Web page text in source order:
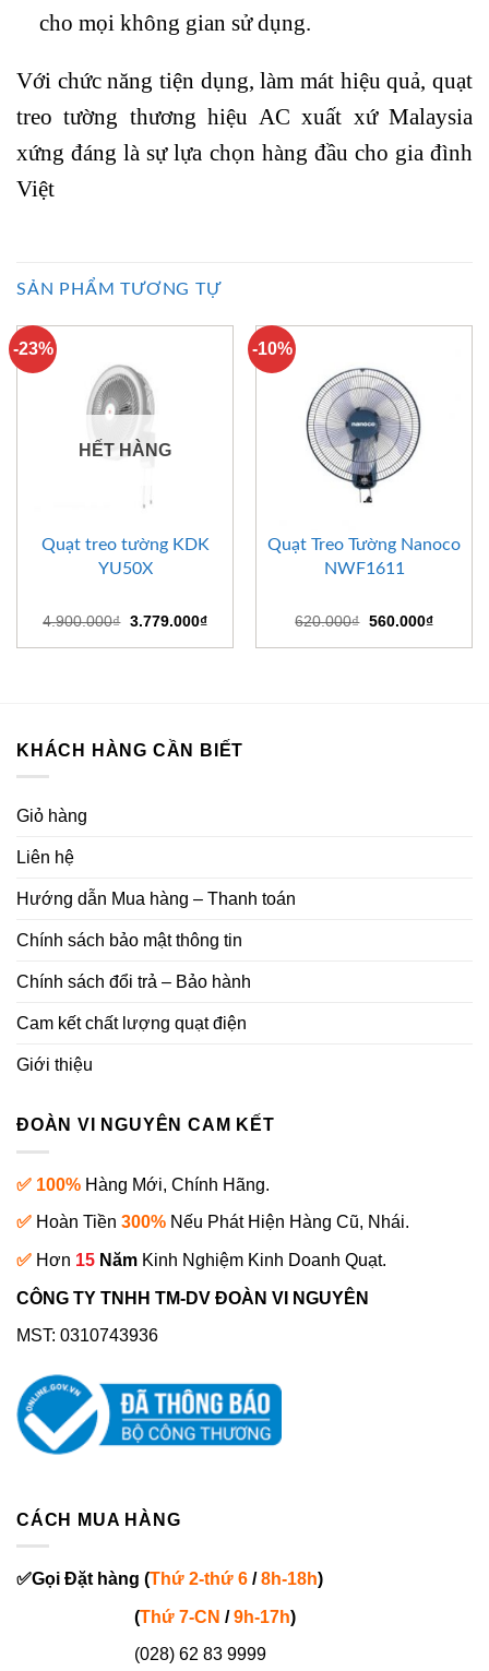
cho mọi không gian sử dụng.
Với chức năng tiện dụng, làm mát hiệu quả, quạt
treo tường thương hiệu AC xuất xứ Malaysia
xứng đáng là sự lựa chọn hàng đầu cho gia đình
Việt
SẢN PHẨM TƯƠNG TỰ
-23%
HẾT HÀNG
Quạt treo tường KDK
YU50X
4.900.000₫ Giá
là:
3.779.000₫Giá
tại
-10%
Quạt Treo Tường Nanoco
NWF1611
620.000₫ Giá
là:
560.000₫Giá
tại
KHÁCH HÀNG CẦN BIẾT
Giỏ hàng
Liên hệ
Hướng dẫn Mua hàng – Thanh toán
Chính sách bảo mật thông tin
Chính sách đổi trả – Bảo hành
Cam kết chất lượng quạt điện
Giới thiệu
ĐOÀN VI NGUYÊN CAM KẾT
✅ 100% Hàng Mới, Chính Hãng.
✅ Hoàn Tiền 300% Nếu Phát Hiện Hàng Cũ, Nhái.
✅ Hơn 15 Năm Kinh Nghiệm Kinh Doanh Quạt.
CÔNG TY TNHH TM-DV ĐOÀN VI NGUYÊN
MST: 0310743936
CÁCH MUA HÀNG
✅Gọi Đặt hàng (Thứ 2-thứ 6 /8h-18h)
(Thứ 7-CN /9h-17h)
(028) 62 83 9999